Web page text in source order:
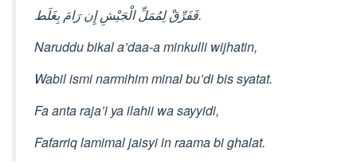
فَفَرِّقْ لِمُمَلِّ الْجَيْشِ إِن رَامَ بِغَلَط.
Naruddu bikal a’daa-a minkulli wijhatin,
Wabil ismi narmihim minal bu’di bis syatat.
Fa anta raja’i ya ilahii wa sayyidi,
Fafarriq lamimal jaisyi in raama bi ghalat.